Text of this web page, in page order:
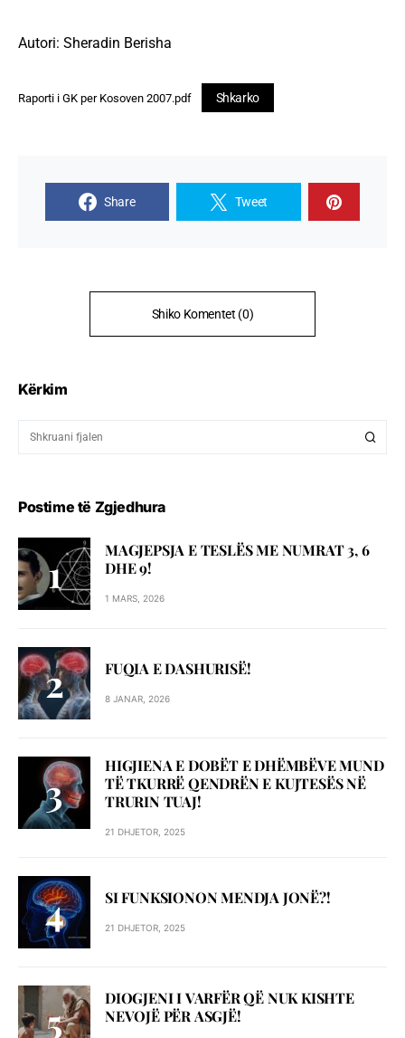
Autori: Sheradin Berisha
Raporti i GK per Kosoven 2007.pdf Shkarko
Share Tweet
Shiko Komentet (0)
Kërkim
Postime të Zgjedhura
MAGJEPSJA E TESLËS ME NUMRAT 3, 6
DHE 9!
1 MARS, 2026
FUQIA E DASHURISË!
8 JANAR, 2026
HIGJIENA E DOBËT E DHËMBËVE MUND
TË TKURRË QENDRËN E KUJTESËS NË
TRURIN TUAJ!
21 DHJETOR, 2025
SI FUNKSIONON MENDJA JONË?!
21 DHJETOR, 2025
DIOGJENI I VARFËR QË NUK KISHTE
NEVOJË PËR ASGJË!